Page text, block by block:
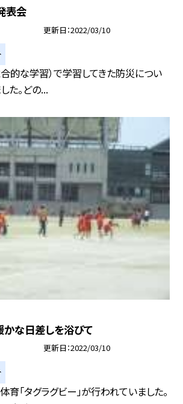
表会
更新日 2022/03/10
合的な学習）で学習してきた防災につい
た。どの...
な日差しを浴びて
更新日 2022/03/10
「タグラグビー」が行われていました。